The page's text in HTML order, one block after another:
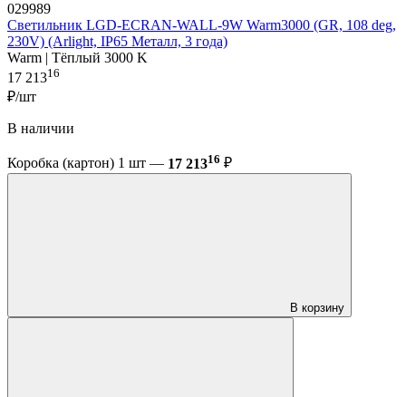
029989
Светильник LGD-ECRAN-WALL-9W Warm3000 (GR, 108 deg,
230V) (Arlight, IP65 Металл, 3 года)
Warm | Тёплый 3000 K
17 21316
₽/шт
В наличии
Коробка (картон) 1 шт — 17 21316 ₽
В корзину